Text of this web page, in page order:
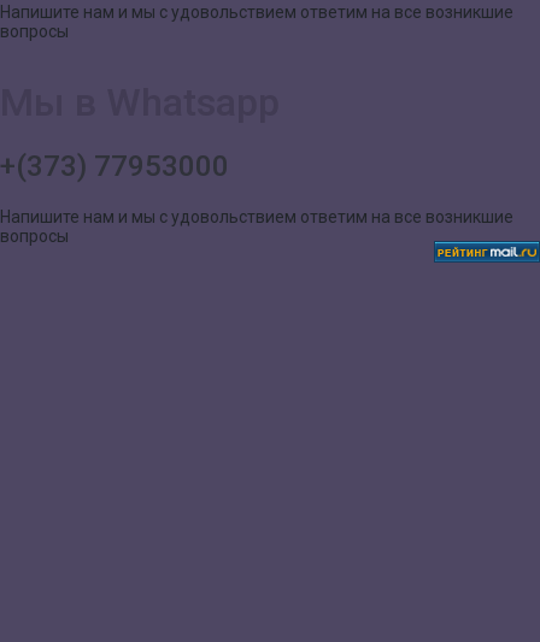
Напишите нам и мы с удовольствием ответим на все возникшие
вопросы
+(373) 77953000
Напишите нам и мы с удовольствием ответим на все возникшие
вопросы